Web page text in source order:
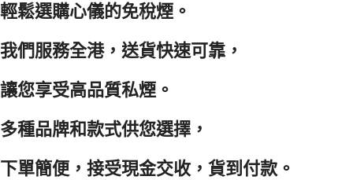
輕鬆選購心儀的免稅煙。
我們服務全港，送貨快速可靠，
讓您享受高品質私煙。
多種品牌和款式供您選擇，
下單簡便，接受現金交收，貨到付款。